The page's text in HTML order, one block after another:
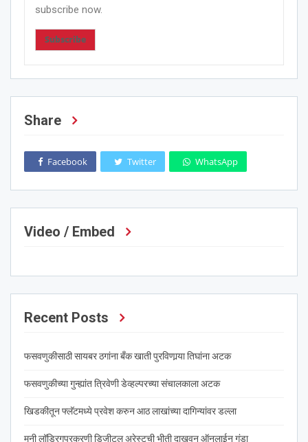
subscribe now.
Subscribe
Share
Facebook Twitter WhatsApp
Video / Embed
Recent Posts
फसवणुकीसाठी सायबर ठगांना बँक खाती पुरविणार्‍या तिघांना अटक
फसवणुकीच्या गुन्ह्यांत त्रिवेणी डेव्हल्परच्या संचालकाला अटक
खिडकीतून फ्लॅटमध्ये प्रवेश करुन आठ लाखांच्या दागिन्यांवर डल्ला
मनी लॉड्रिगप्रकरणी डिजीटल अरेस्टची भीती दाखवून ऑनलाईन गंडा